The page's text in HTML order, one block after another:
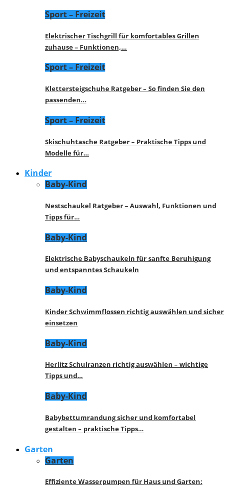
Sport – Freizeit
Elektrischer Tischgrill für komfortables Grillen
zuhause – Funktionen,…
Sport – Freizeit
Klettersteigschuhe Ratgeber – So finden Sie den
passenden…
Sport – Freizeit
Skischuhtasche Ratgeber – Praktische Tipps und
Modelle für…
Kinder
Baby-Kind
Nestschaukel Ratgeber – Auswahl, Funktionen und
Tipps für…
Baby-Kind
Elektrische Babyschaukeln für sanfte Beruhigung
und entspanntes Schaukeln
Baby-Kind
Kinder Schwimmflossen richtig auswählen und sicher
einsetzen
Baby-Kind
Herlitz Schulranzen richtig auswählen – wichtige
Tipps und…
Baby-Kind
Babybettumrandung sicher und komfortabel
gestalten – praktische Tipps…
Garten
Garten
Effiziente Wasserpumpen für Haus und Garten: